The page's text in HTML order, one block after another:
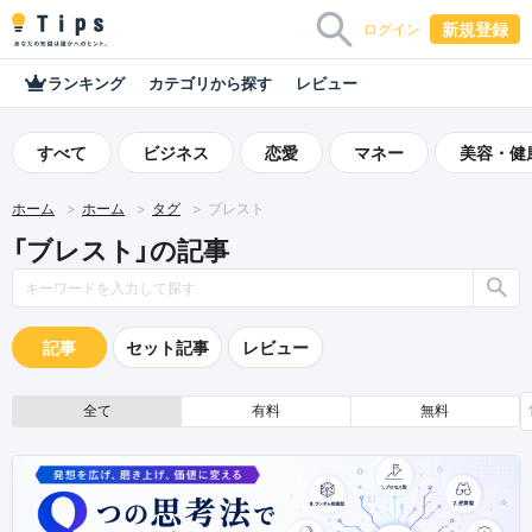
ログイン 新規登録
ランキング カテゴリから探す レビュー
すべて ビジネス 恋愛 マネー 美容・健
ホーム ホーム タグ ブレスト
「ブレスト」の記事
記事 セット記事 レビュー
全て 有料 無料